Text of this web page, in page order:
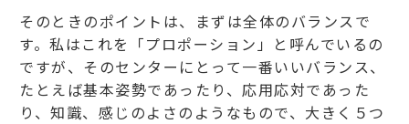
そのときのポイントは、まずは全体のバランスで
す。私はこれを「プロポーション」と呼んでいるの
ですが、そのセンターにとって一番いいバランス、
たとえば基本姿勢であったり、応用応対であった
り、知識、感じのよさのようなもので、大きく５つ